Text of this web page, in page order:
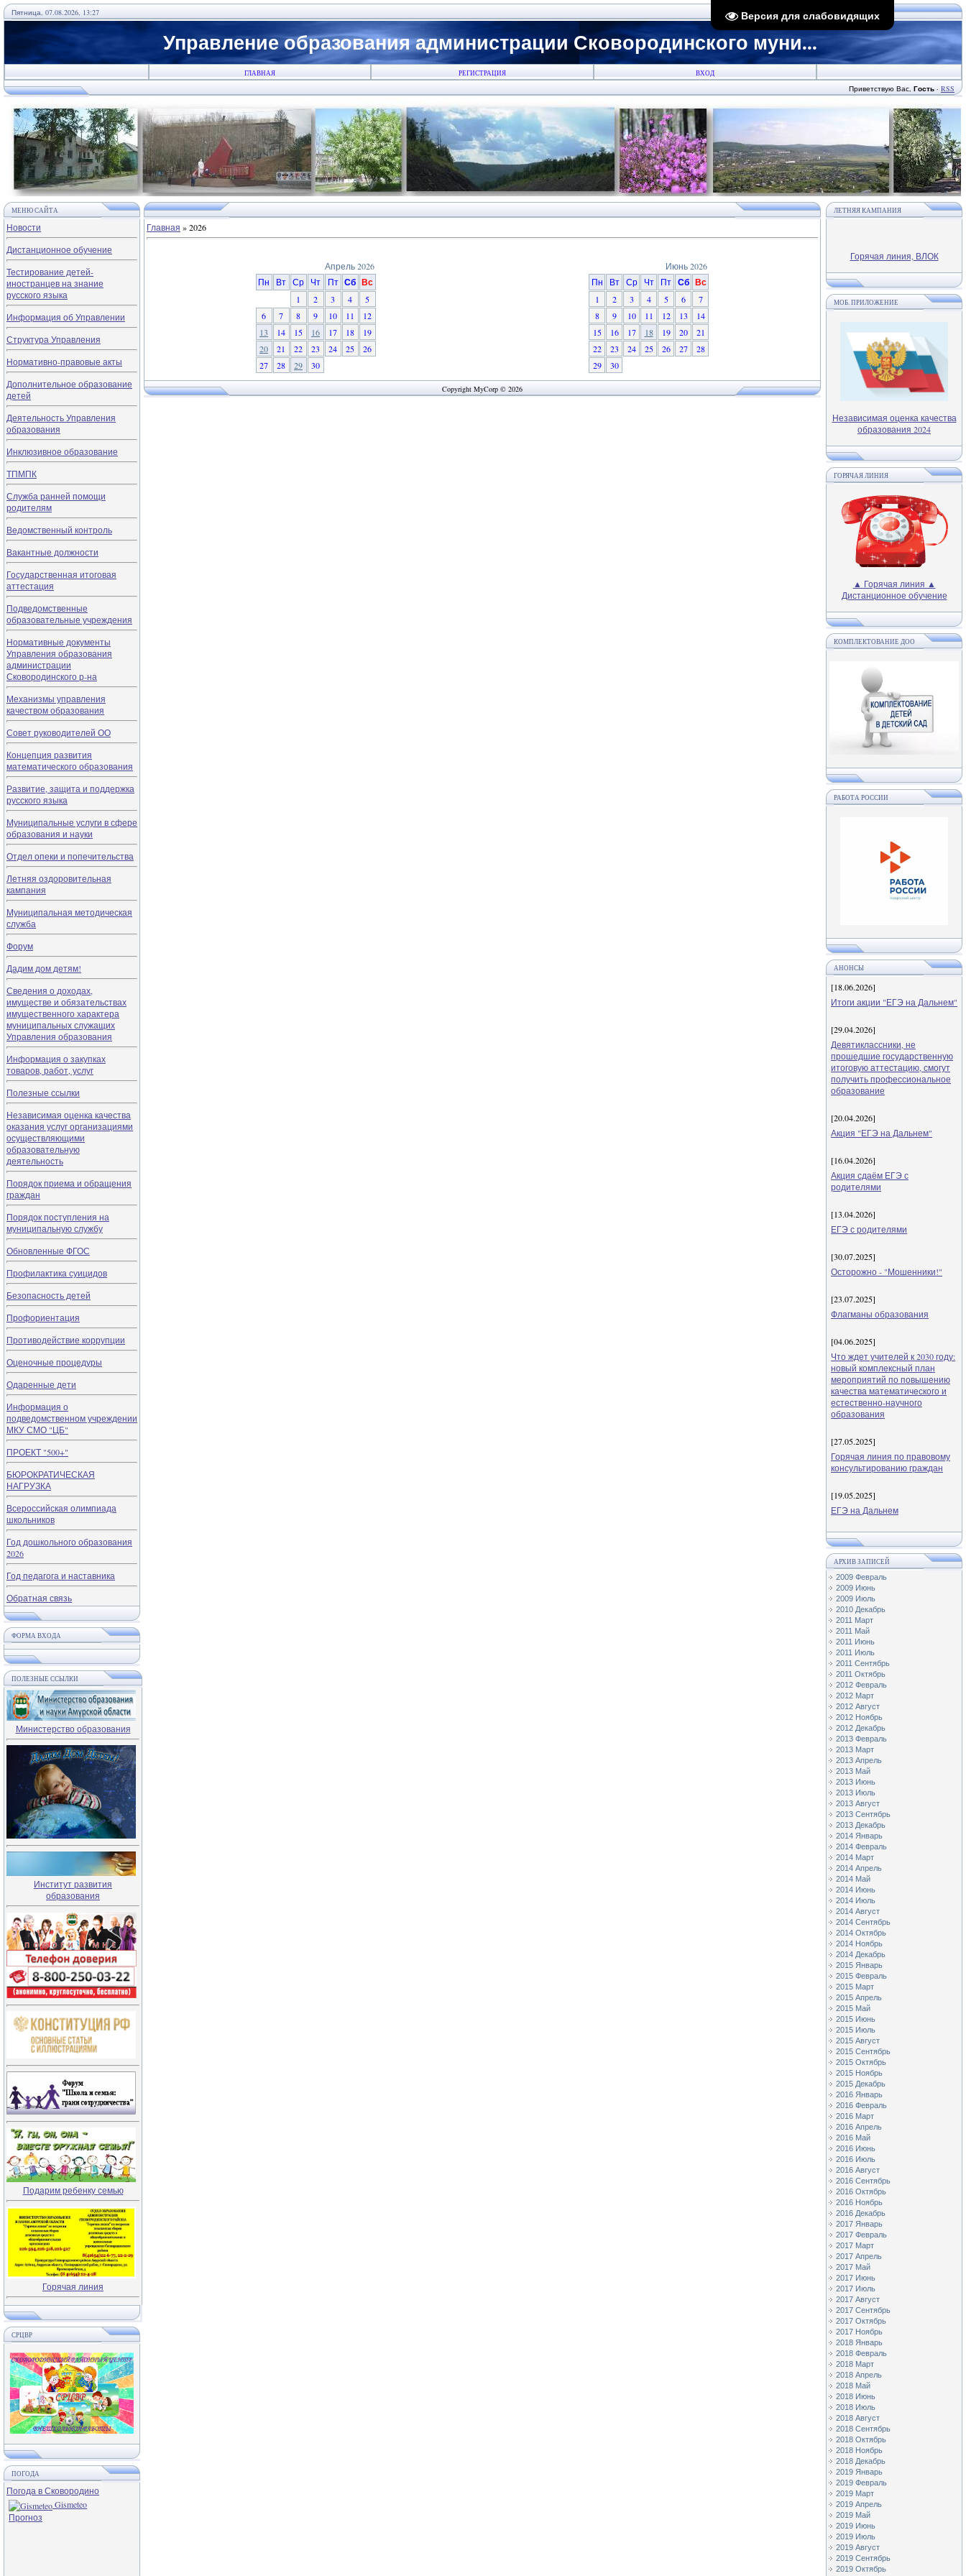
Версия для слабовидящих
Пятница, 07.08.2026, 13:27
Управление образования администрации Сковородинского муни...
ГЛАВНАЯ РЕГИСТРАЦИЯ ВХОД
Приветствую Вас, Гость · RSS
МЕНЮ САЙТА
Новости
Дистанционное обучение
Тестирование детей-
иностранцев на знание
русского языка
Информация об Управлении
Структура Управления
Нормативно-правовые акты
Дополнительное образование
детей
Деятельность Управления
образования
Инклюзивное образование
ТПМПК
Служба ранней помощи
родителям
Ведомственный контроль
Вакантные должности
Государственная итоговая
аттестация
Подведомственные
образовательные учреждения
Нормативные документы
Управления образования
администрации
Сковородинского р-на
Механизмы управления
качеством образования
Совет руководителей ОО
Концепция развития
математического образования
Развитие, защита и поддержка
русского языка
Муниципальные услуги в сфере
образования и науки
Отдел опеки и попечительства
Летняя оздоровительная
кампания
Муниципальная методическая
служба
Форум
Дадим дом детям!
Сведения о доходах,
имуществе и обязательствах
имущественного характера
муниципальных служащих
Управления образования
Информация о закупках
товаров, работ, услуг
Полезные ссылки
Независимая оценка качества
оказания услуг организациями
осуществляющими
образовательную
деятельность
Порядок приема и обращения
граждан
Порядок поступления на
муниципальную службу
Обновленные ФГОС
Профилактика суицидов
Безопасность детей
Профориентация
Противодействие коррупции
Оценочные процедуры
Одаренные дети
Информация о
подведомственном учреждении
МКУ СМО "ЦБ"
ПРОЕКТ "500+"
БЮРОКРАТИЧЕСКАЯ
НАГРУЗКА
Всероссийская олимпиада
школьников
Год дошкольного образования
2026
Год педагога и наставника
Обратная связь
ФОРМА ВХОДА
ПОЛЕЗНЫЕ ССЫЛКИ
Министерство образования
Институт развития
образования
Подарим ребенку семью
Горячая линия
СРЦВР
ПОГОДА
Погода в Сковородино
Gismeteo
Прогноз
Главная »2026
Апрель 2026
Пн
Вт Ср Чт Пт Сб Вс
1 2 3 4
5
6
7 8 9 10 11
12
13
14 15 16 17 18
19
20
21 22 23 24 25
26
27
28 29 30
Июнь 2026
Пн
Вт Ср Чт Пт Сб Вс
1 2 3 4 5 6
7
8
9 10 11 12 13
14
15
16 17 18 19 20
21
22
23 24 25 26 27
28
29
30
Copyright MyCorp © 2026
ЛЕТНЯЯ КАМПАНИЯ
Горячая линия, ВЛОК
МОБ. ПРИЛОЖЕНИЕ
Независимая оценка качества
образования 2024
ГОРЯЧАЯ ЛИНИЯ
▲ Горячая линия ▲
Дистанционное обучение
КОМПЛЕКТОВАНИЕ ДОО
РАБОТА РОССИИ
АНОНСЫ
[18.06.2026]
Итоги акции "ЕГЭ на Дальнем"
[29.04.2026]
Девятиклассники, не
прошедшие государственную
итоговую аттестацию, смогут
получить профессиональное
образование
[20.04.2026]
Акция "ЕГЭ на Дальнем"
[16.04.2026]
Акция сдаём ЕГЭ с
родителями
[13.04.2026]
ЕГЭ с родителями
[30.07.2025]
Осторожно - "Мошенники!"
[23.07.2025]
Флагманы образования
[04.06.2025]
Что ждет учителей к 2030 году:
новый комплексный план
мероприятий по повышению
качества математического и
естественно-научного
образования
[27.05.2025]
Горячая линия по правовому
консультированию граждан
[19.05.2025]
ЕГЭ на Дальнем
АРХИВ ЗАПИСЕЙ
2009 Февраль
2009 Июнь
2009 Июль
2010 Декабрь
2011 Март
2011 Май
2011 Июнь
2011 Июль
2011 Сентябрь
2011 Октябрь
2012 Февраль
2012 Март
2012 Август
2012 Ноябрь
2012 Декабрь
2013 Февраль
2013 Март
2013 Апрель
2013 Май
2013 Июнь
2013 Июль
2013 Август
2013 Сентябрь
2013 Декабрь
2014 Январь
2014 Февраль
2014 Март
2014 Апрель
2014 Май
2014 Июнь
2014 Июль
2014 Август
2014 Сентябрь
2014 Октябрь
2014 Ноябрь
2014 Декабрь
2015 Январь
2015 Февраль
2015 Март
2015 Апрель
2015 Май
2015 Июнь
2015 Июль
2015 Август
2015 Сентябрь
2015 Октябрь
2015 Ноябрь
2015 Декабрь
2016 Январь
2016 Февраль
2016 Март
2016 Апрель
2016 Май
2016 Июнь
2016 Июль
2016 Август
2016 Сентябрь
2016 Октябрь
2016 Ноябрь
2016 Декабрь
2017 Январь
2017 Февраль
2017 Март
2017 Апрель
2017 Май
2017 Июнь
2017 Июль
2017 Август
2017 Сентябрь
2017 Октябрь
2017 Ноябрь
2018 Январь
2018 Февраль
2018 Март
2018 Апрель
2018 Май
2018 Июнь
2018 Июль
2018 Август
2018 Сентябрь
2018 Октябрь
2018 Ноябрь
2018 Декабрь
2019 Январь
2019 Февраль
2019 Март
2019 Апрель
2019 Май
2019 Июнь
2019 Июль
2019 Август
2019 Сентябрь
2019 Октябрь